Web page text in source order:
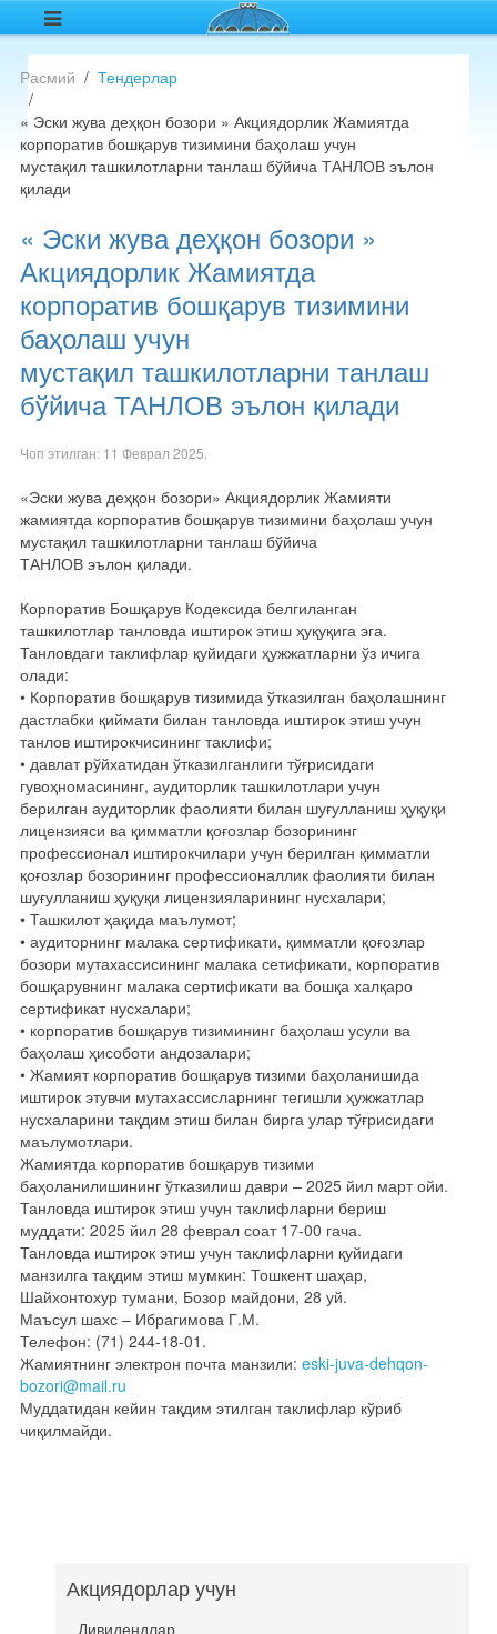
Расмий
Тендерлар
« Эски жува деҳқон бозори » Акциядорлик Жамиятда
корпоратив бошқарув тизимини баҳолаш учун
мустақил ташкилотларни танлаш бўйича ТАНЛОВ эълон
қилади
« Эски жува деҳқон бозори »
Акциядорлик Жамиятда
корпоратив бошқарув тизимини
баҳолаш учун
мустақил ташкилотларни танлаш
бўйича ТАНЛОВ эълон қилади
Чоп этилган: 11 Феврал 2025
«Эски жува деҳқон бозори» Акциядорлик Жамияти
жамиятда корпоратив бошқарув тизимини баҳолаш учун
мустақил ташкилотларни танлаш бўйича
ТАНЛОВ эълон қилади.
Корпоратив Бошқарув Кодексида белгиланган
ташкилотлар танловда иштирок этиш ҳуқуқига эга.
Танловдаги таклифлар қуйидаги ҳужжатларни ўз ичига
олади:
• Корпоратив бошқарув тизимида ўтказилган баҳолашнинг
дастлабки қиймати билан танловда иштирок этиш учун
танлов иштирокчисининг таклифи;
• давлат рўйхатидан ўтказилганлиги тўғрисидаги
гувоҳномасининг, аудиторлик ташкилотлари учун
берилган аудиторлик фаолияти билан шуғулланиш ҳуқуқи
лицензияси ва қимматли қоғозлар бозорининг
профессионал иштирокчилари учун берилган қимматли
қоғозлар бозорининг профессионаллик фаолияти билан
шуғулланиш ҳуқуқи лицензияларининг нусхалари;
• Ташкилот ҳақида маълумот;
• аудиторнинг малака сертификати, қимматли қоғозлар
бозори мутахассисининг малака сетификати, корпоратив
бошқарувнинг малака сертификати ва бошқа халқаро
сертификат нусхалари;
• корпоратив бошқарув тизимининг баҳолаш усули ва
баҳолаш ҳисоботи андозалари;
• Жамият корпоратив бошқарув тизими баҳоланишида
иштирок этувчи мутахассисларнинг тегишли ҳужжатлар
нусхаларини тақдим этиш билан бирга улар тўғрисидаги
маълумотлари.
Жамиятда корпоратив бошқарув тизими
баҳоланилишининг ўтказилиш даври – 2025 йил март ойи.
Танловда иштирок этиш учун таклифларни бериш
муддати: 2025 йил 28 феврал соат 17-00 гача.
Танловда иштирок этиш учун таклифларни қуйидаги
манзилга тақдим этиш мумкин: Тошкент шаҳар,
Шайхонтохур тумани, Бозор майдони, 28 уй.
Маъсул шахс – Ибрагимова Г.М.
Телефон: (71) 244-18-01.
Жамиятнинг электрон почта манзили: eski-juva-dehqon-
bozori@mail.ru
Муддатидан кейин тақдим этилган таклифлар кўриб
чиқилмайди.
Акциядорлар учун
Дивидендлар